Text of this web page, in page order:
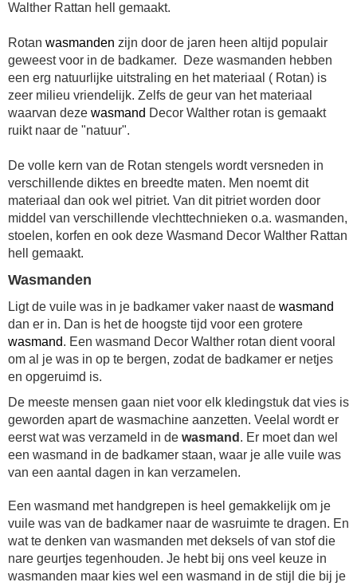
Walther Rattan hell gemaakt.
Rotan wasmanden zijn door de jaren heen altijd populair
geweest voor in de badkamer. Deze wasmanden hebben
een erg natuurlijke uitstraling en het materiaal ( Rotan) is
zeer milieu vriendelijk. Zelfs de geur van het materiaal
waarvan deze wasmand Decor Walther rotan is gemaakt
ruikt naar de "natuur".
De volle kern van de Rotan stengels wordt versneden in
verschillende diktes en breedte maten. Men noemt dit
materiaal dan ook wel pitriet. Van dit pitriet worden door
middel van verschillende vlechttechnieken o.a. wasmanden,
stoelen, korfen en ook deze Wasmand Decor Walther Rattan
hell gemaakt.
Wasmanden
Ligt de vuile was in je badkamer vaker naast de wasmand
dan er in. Dan is het de hoogste tijd voor een grotere
wasmand. Een wasmand Decor Walther rotan dient vooral
om al je was in op te bergen, zodat de badkamer er netjes
en opgeruimd is.
De meeste mensen gaan niet voor elk kledingstuk dat vies is
geworden apart de wasmachine aanzetten. Veelal wordt er
eerst wat was verzameld in de wasmand . Er moet dan wel
een wasmand in de badkamer staan, waar je alle vuile was
van een aantal dagen in kan verzamelen.
Een wasmand met handgrepen is heel gemakkelijk om je
vuile was van de badkamer naar de wasruimte te dragen. En
wat te denken van wasmanden met deksels of van stof die
nare geurtjes tegenhouden. Je hebt bij ons veel keuze in
wasmanden maar kies wel een wasmand in de stijl die bij je